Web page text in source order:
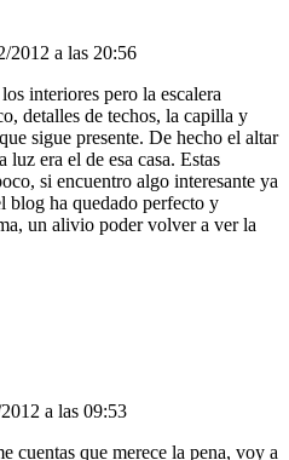
2012 a las 20:56
interiores pero la escalera
detalles de techos, la capilla y
sigue presente. De hecho el altar
era el de esa casa. Estas
si encuentro algo interesante ya
blog ha quedado perfecto y
un alivio poder volver a ver la
a las 09:53
cuentas que merece la pena, voy a